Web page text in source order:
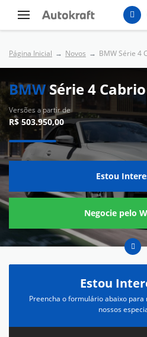
Página Inicial Novos BMW Série 4
BMWSérie 4
Versões a partir de
R$ 503.950,00
Estou
Negocie pelo
Estou
Preencha o formulário abaixo
nossos